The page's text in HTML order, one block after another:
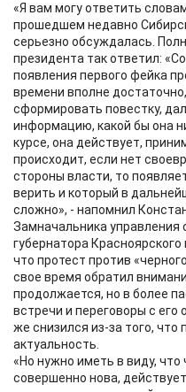
«Я вам могу ответить
прошедшем недавно
серьезно обсуждалась.
президента так ответил:
появления первого фейка
времени вполне
сформировать повестку,
информацию, какой бы она
курсе, она действует,
происходит, если нет
стороны власти, то
верить и который в
сложно», - напомнил
Замначальника управления
губернатора
что протест против
свое время обратил
продолжается, но в более
встречи и переговоры с его
же снизился из-за того,
актуальность.
«Но нужно иметь в виду,
совершенно нова,